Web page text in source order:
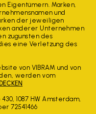
Eigentümern. Marken,
und
der jeweiligen
anderer Unternehmen
zugunsten des
eine Verletzung des
von VIBRAM und von
werden vom
1087 HW Amsterdam,
72541466